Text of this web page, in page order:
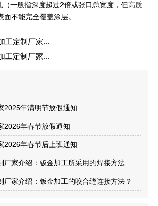
（一般指深度超过2倍或张口总宽度，但高质
不能完全覆盖涂层。
工定制厂家...
工定制厂家...
2025年清明节放假通知
2026年春节放假通知
2026年春节后上班通知
厂家介绍：钣金加工所采用的焊接方法
厂家介绍：钣金加工的咬合缝连接方法？